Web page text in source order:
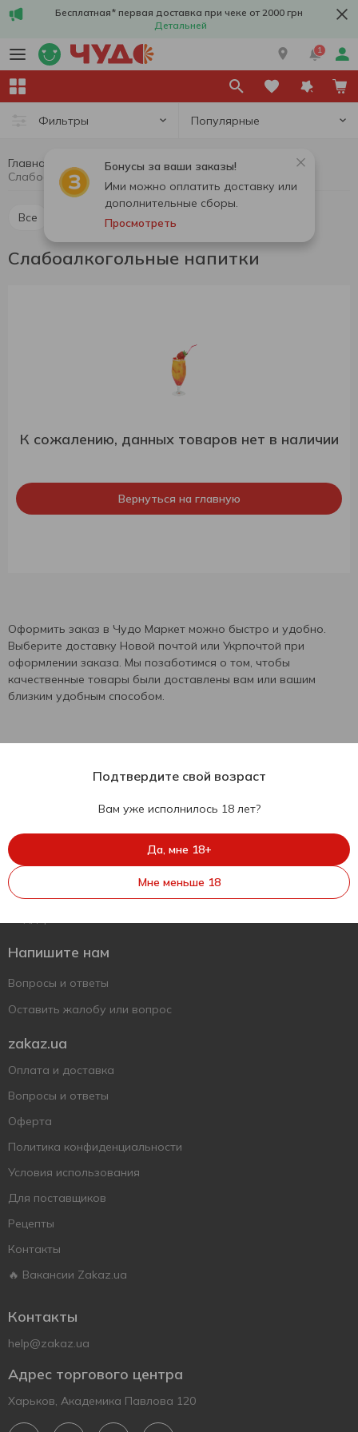
Бесплатная* первая доставка при чеке от 2000 грн
Детальней
1
Фильтры Популярные
Бонусы за ваши заказы!
Ими можно оплатить доставку или
дополнительные сборы.
Просмотреть
Главная Алкоголь
Все
Слабоалкогольные напитки
К сожалению, данных товаров нет в наличии
Вернуться на главную
Оформить заказ в Чудо Маркет можно быстро и удобно.
Выберите доставку Новой почтой или Укрпочтой при
оформлении заказа. Мы позаботимся о том, чтобы
качественные товары были доставлены вам или вашим
близким удобным способом.
Укр
Напишите нам
Вопросы и ответы
Оставить жалобу или вопрос
zakaz.ua
Оплата и доставка
Вопросы и ответы
Оферта
Политика конфиденциальности
Условия использования
Для поставщиков
Рецепты
Контакты
🔥 Вакансии Zakaz.ua
Контакты
help@zakaz.ua
Адрес торгового центра
Харьков, Академика Павлова 120
Подтвердите свой возраст
Вам уже исполнилось 18 лет?
Да, мне 18+
Мне меньше 18